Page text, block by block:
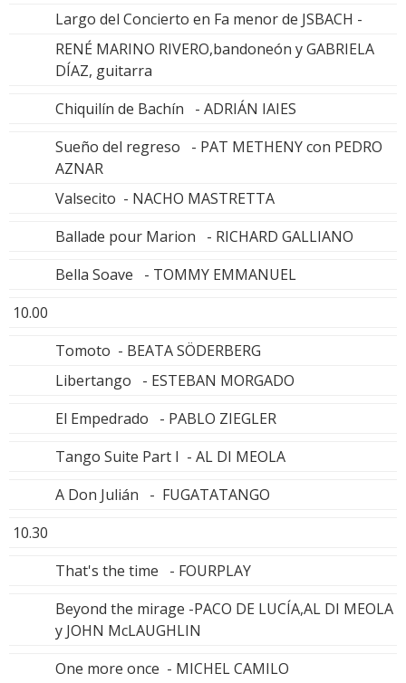
Largo del Concierto en Fa menor de JSBACH -
RENÉ MARINO RIVERO,bandoneón y GABRIELA
DÍAZ, guitarra
Chiquilín de Bachín - ADRIÁN IAIES
Sueño del regreso - PAT METHENY con PEDRO
AZNAR
Valsecito - NACHO MASTRETTA
Ballade pour Marion - RICHARD GALLIANO
Bella Soave - TOMMY EMMANUEL
10.00
Tomoto - BEATA SÖDERBERG
Libertango - ESTEBAN MORGADO
El Empedrado - PABLO ZIEGLER
Tango Suite Part I - AL DI MEOLA
A Don Julián - FUGATATANGO
10.30
That's the time - FOURPLAY
Beyond the mirage -PACO DE LUCÍA,AL DI MEOLA
y JOHN McLAUGHLIN
One more once - MICHEL CAMILO